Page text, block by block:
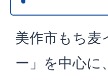
美作市もち麦
ー」を中心に